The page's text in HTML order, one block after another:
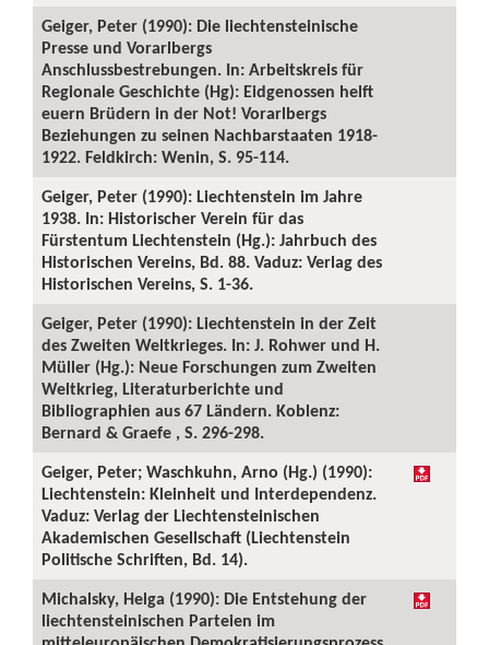
Geiger, Peter (1990): Die liechtensteinische
Presse und Vorarlbergs
Anschlussbestrebungen. In: Arbeitskreis für
Regionale Geschichte (Hg): Eidgenossen helft
euern Brüdern in der Not! Vorarlbergs
Beziehungen zu seinen Nachbarstaaten 1918-
1922. Feldkirch: Wenin, S. 95-114.
Geiger, Peter (1990): Liechtenstein im Jahre
1938. In: Historischer Verein für das
Fürstentum Liechtenstein (Hg.): Jahrbuch des
Historischen Vereins, Bd. 88. Vaduz: Verlag des
Historischen Vereins, S. 1-36.
Geiger, Peter (1990): Liechtenstein in der Zeit
des Zweiten Weltkrieges. In: J. Rohwer und H.
Müller (Hg.): Neue Forschungen zum Zweiten
Weltkrieg, Literaturberichte und
Bibliographien aus 67 Ländern. Koblenz:
Bernard & Graefe , S. 296-298.
Geiger, Peter; Waschkuhn, Arno (Hg.) (1990):
Liechtenstein: Kleinheit und Interdependenz.
Vaduz: Verlag der Liechtensteinischen
Akademischen Gesellschaft (Liechtenstein
Politische Schriften, Bd. 14).
Michalsky, Helga (1990): Die Entstehung der
liechtensteinischen Parteien im